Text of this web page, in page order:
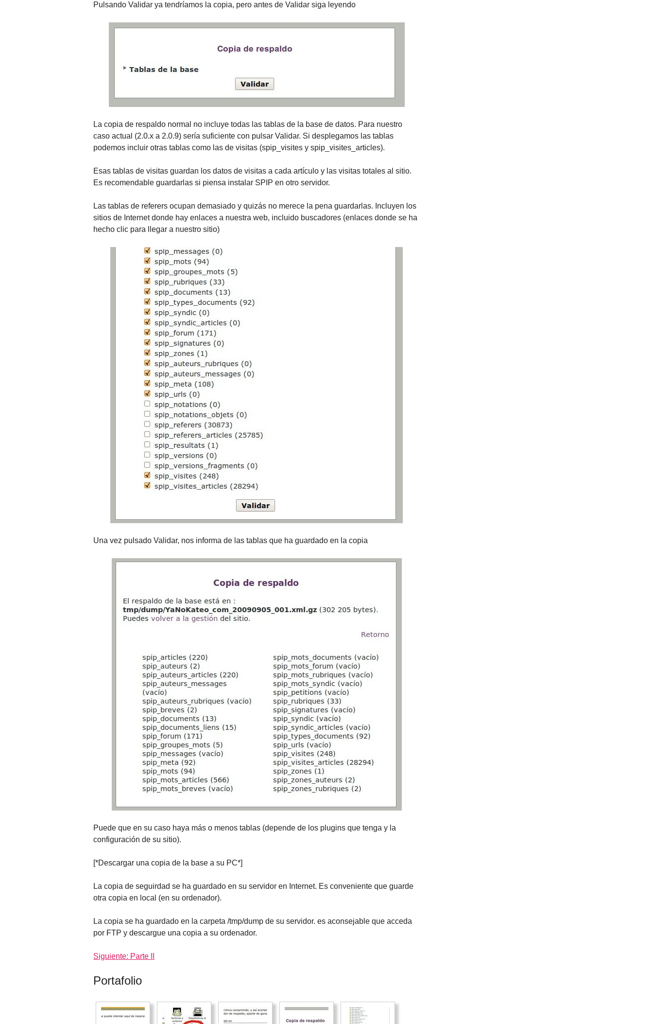
Pulsando Validar ya tendríamos la copia, pero antes de Validar siga leyendo
La copia de respaldo normal no incluye todas las tablas de la base de datos. Para nuestro
caso actual (2.0.x a 2.0.9) sería suficiente con pulsar Validar. Si desplegamos las tablas
podemos incluir otras tablas como las de visitas (spip_visites y spip_visites_articles).
Esas tablas de visitas guardan los datos de visitas a cada artículo y las visitas totales al sitio.
Es recomendable guardarlas si piensa instalar SPIP en otro servidor.
Las tablas de referers ocupan demasiado y quizás no merece la pena guardarlas. Incluyen los
sitios de Internet donde hay enlaces a nuestra web, incluido buscadores (enlaces donde se ha
hecho clic para llegar a nuestro sitio)
Una vez pulsado Validar, nos informa de las tablas que ha guardado en la copia
Puede que en su caso haya más o menos tablas (depende de los plugins que tenga y la
configuración de su sitio).
[*Descargar una copia de la base a su PC*]
La copia de seguirdad se ha guardado en su servidor en Internet. Es conveniente que guarde
otra copia en local (en su ordenador).
La copia se ha guardado en la carpeta /tmp/dump de su servidor. es aconsejable que acceda
por FTP y descargue una copia a su ordenador.
Siguiente: Parte II
Portafolio